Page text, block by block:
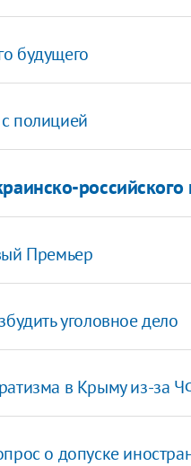
будущего
полицией
Премьер
уголовное дело
в Крыму из-за
о допуске